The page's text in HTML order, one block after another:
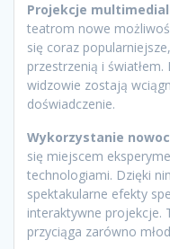
Projekcje
teatrom nowe
się coraz
przestrzenią i
widzowie zostają
doświadczenie.
Wykorzystanie
się miejscem
technologiami. Dzięki
spektakularne efekty
interaktywne projekcje.
przyciąga zarówno